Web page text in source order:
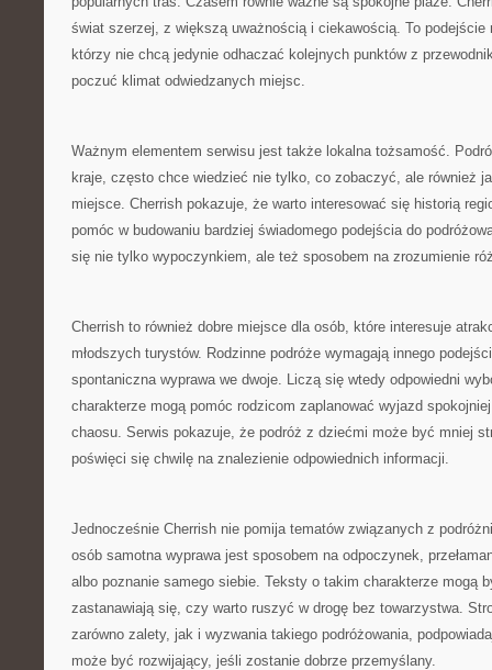
świat szerzej, z większą uważnością i ciekawością. To
którzy nie chcą jedynie odhaczać kolejnych punktów z
poczuć klimat odwiedzanych miejsc.
Ważnym elementem serwisu jest także lokalna tożsamość.
kraje, często chce wiedzieć nie tylko, co zobaczyć, ale również
miejsce. Cherrish pokazuje, że warto interesować się historią
pomóc w budowaniu bardziej świadomego podejścia do
się nie tylko wypoczynkiem, ale też sposobem na zrozumienie
Cherrish to również dobre miejsce dla osób, które interesuje
młodszych turystów. Rodzinne podróże wymagają innego
spontaniczna wyprawa we dwoje. Liczą się wtedy odpowiedni
charakterze mogą pomóc rodzicom zaplanować wyjazd
chaosu. Serwis pokazuje, że podróż z dziećmi może być mniej
poświęci się chwilę na znalezienie odpowiednich informacji.
Jednocześnie Cherrish nie pomija tematów związanych z
osób samotna wyprawa jest sposobem na odpoczynek,
albo poznanie samego siebie. Teksty o takim charakterze mogą
zastanawiają się, czy warto ruszyć w drogę bez towarzystwa.
zarówno zalety, jak i wyzwania takiego podróżowania,
może być rozwijający, jeśli zostanie dobrze przemyślany.